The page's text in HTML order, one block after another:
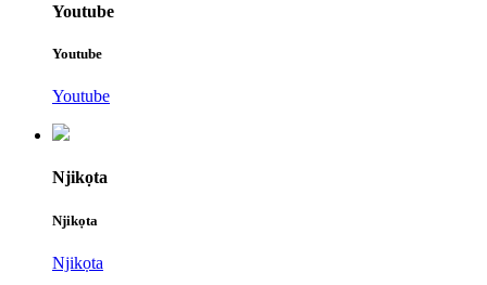
Youtube
Youtube
Youtube
Njikọta
Njikọta
Njikọta